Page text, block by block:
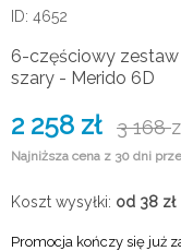
ID: 4652
6-częściowy
szary - Merido 6D
2 258 zł 3 168
Najniższa cena z 30 dni
Koszt wysyłki: od 38 zł
Promocja kończy się już